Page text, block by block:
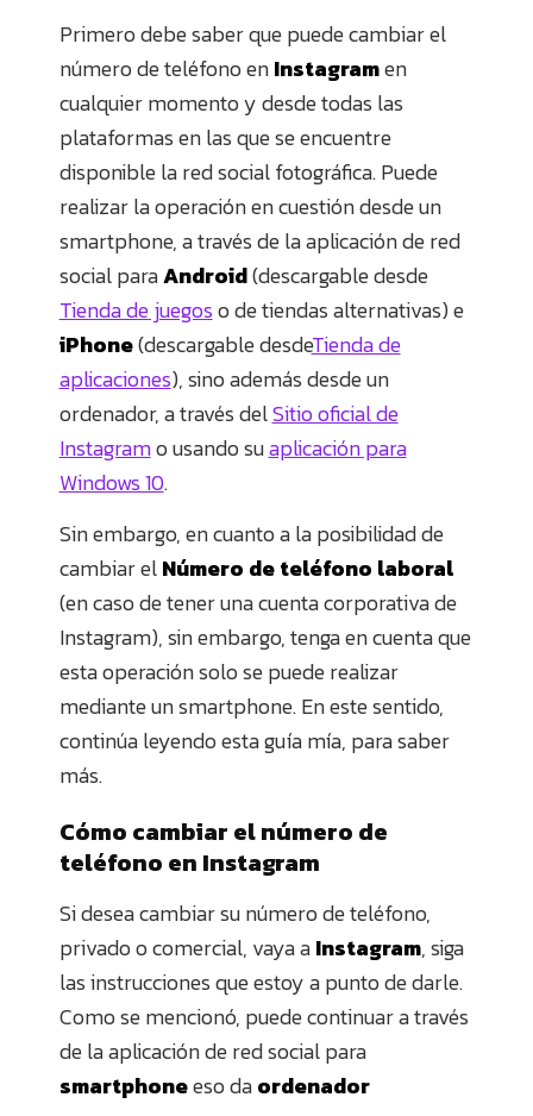
Primero debe saber que puede cambiar el
número de teléfono enInstagramen
cualquier momento y desde todas las
plataformas en las que se encuentre
disponible la red social fotográfica. Puede
realizar la operación en cuestión desde un
smartphone, a través de la aplicación de red
social paraAndroid(descargable desde
Tienda de juegoso de tiendas alternativas) e
iPhone(descargable desdeTienda de
aplicaciones), sino además desde un
ordenador, a través delSitio oficial de
Instagramo usando suaplicación para
Windows 10.
Sin embargo, en cuanto a la posibilidad de
cambiar elNúmero de teléfono laboral
(en caso de tener una cuenta corporativa de
Instagram), sin embargo, tenga en cuenta que
esta operación solo se puede realizar
mediante un smartphone. En este sentido,
continúa leyendo esta guía mía, para saber
más.
Cómo cambiar el número de
teléfono en Instagram
Si desea cambiar su número de teléfono,
privado o comercial, vaya aInstagram, siga
las instrucciones que estoy a punto de darle.
Como se mencionó, puede continuar a través
de la aplicación de red social para
smartphoneeso daordenador